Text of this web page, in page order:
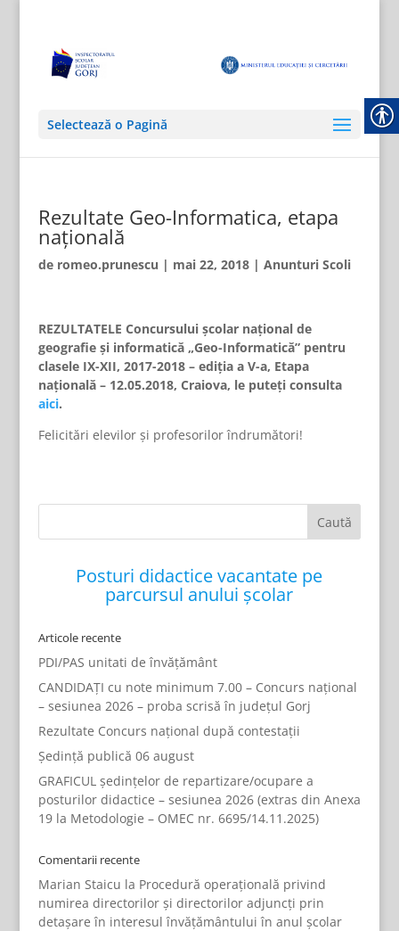
Selectează o Pagină
Rezultate Geo-Informatica, etapa
națională
de romeo.prunescu | mai 22, 2018| Anunturi Scoli
REZULTATELE Concursului şcolar național de
geografie și informatică „Geo-Informatică” pentru
clasele IX-XII, 2017-2018 – ediția a V-a, Etapa
națională – 12.05.2018, Craiova, le puteți consulta
aici.
Felicitări elevilor și profesorilor îndrumători!
Posturi didactice vacantate pe
parcursul anului școlar
Articole recente
PDI/PAS unitati de învățământ
CANDIDAȚI cu note minimum 7.00 – Concurs național
– sesiunea 2026 – proba scrisă în județul Gorj
Rezultate Concurs național după contestații
Ședință publică 06 august
GRAFICUL ședințelor de repartizare/ocupare a
posturilor didactice – sesiunea 2026 (extras din Anexa
19 la Metodologie – OMEC nr. 6695/14.11.2025)
Comentarii recente
Marian Staicu la Procedură operațională privind
numirea directorilor și directorilor adjuncți prin
detașare în interesul învățământului în anul școlar